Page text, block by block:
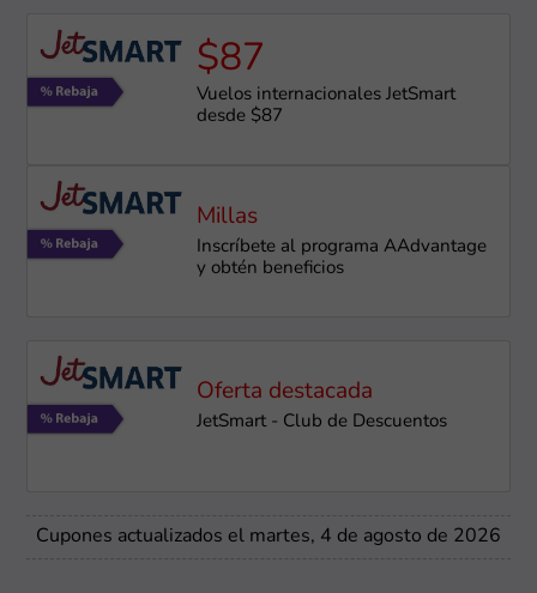
$87
Vuelos internacionales JetSmart
desde $87
Millas
Inscríbete al programa AAdvantage
y obtén beneficios
Oferta destacada
JetSmart - Club de Descuentos
Cupones actualizados el martes, 4 de agosto de 2026